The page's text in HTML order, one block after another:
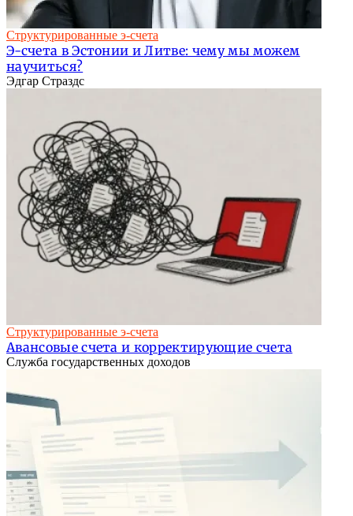
Структурированные э-счета
Э-счета в Эстонии и Литве: чему мы можем
научиться?
Эдгар Страздс
Структурированные э-счета
Авансовые счета и корректирующие счета
Служба государственных доходов